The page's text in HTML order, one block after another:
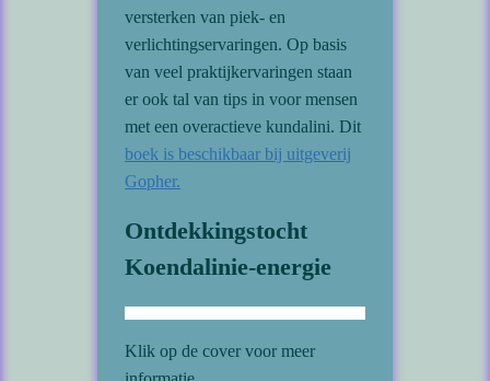
versterken van piek- en
verlichtingservaringen. Op basis
van veel praktijkervaringen staan
er ook tal van tips in voor mensen
met een overactieve kundalini. Dit
boek is beschikbaar bij uitgeverij
Gopher.
Ontdekkingstocht
Koendalinie-energie
Klik op de cover voor meer